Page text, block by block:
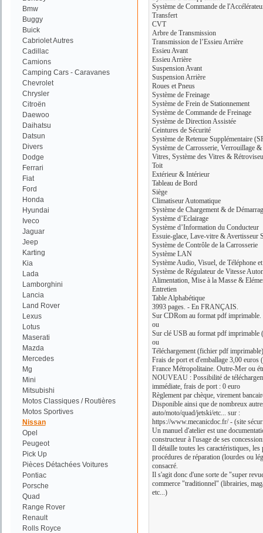
Bmw
Buggy
Buick
Cabriolet Autres
Cadillac
Camions
Camping Cars - Caravanes
Chevrolet
Chrysler
Citroën
Daewoo
Daihatsu
Datsun
Divers
Dodge
Ferrari
Fiat
Ford
Honda
Hyundai
Iveco
Jaguar
Jeep
Karting
Kia
Lada
Lamborghini
Lancia
Land Rover
Lexus
Lotus
Maserati
Mazda
Mercedes
Mg
Mini
Mitsubishi
Motos Classiques / Routières
Motos Sportives
Nissan
Opel
Peugeot
Pick Up
Pièces Détachées Voitures
Pontiac
Porsche
Quad
Range Rover
Renault
Rolls Royce
Système de Commande de
Transfert
CVT
Arbre de Transmission
Transmission de l’Essieu Arrière
Essieu Avant
Essieu Arrière
Suspension Avant
Suspension Arrière
Roues et Pneus
Système de Freinage
Système de Frein de Stationnement
Système de Commande de Freinage
Système de Direction Assistée
Ceintures de Sécurité
Système de Retenue Supplémentaire
Système de Carrosserie, Verrouillage &
Vitres, Système des Vitres &
Toit
Extérieur & Intérieur
Tableau de Bord
Siège
Climatiseur Automatique
Système de Chargement & de
Système d’Eclairage
Système d’Information du Conducteur
Essuie-glace, Lave-vitre & Avertisseur
Système de Contrôle de la Carrosserie
Système LAN
Système Audio, Visuel, de Téléphone
Système de Régulateur de Vitesse
Alimentation, Mise à la Masse &
Entretien
Table Alphabétique
3993 pages. - En FRANÇAIS.
Sur CDRom au format pdf imprimable.
ou
Sur clé USB au format pdf imprimable
ou
Téléchargement (fichier pdf
Frais de port et d'emballage 3,00
France Métropolitaine. Outre-Mer ou
NOUVEAU : Possibilité de
immédiate, frais de port : 0 euro
Règlement par chèque, virement
Disponible ainsi que de nombreux
auto/moto/quad/jetski/etc... sur :
https://www.mecanicdoc.fr/ - (site
Un manuel d'atelier est une
constructeur à l'usage de ses
Il détaille toutes les caractéristiques, les
procédures de réparation (lourdes ou
consacré.
Il s'agit donc d'une sorte de "super
commerce "traditionnel" (librairies,
etc...)